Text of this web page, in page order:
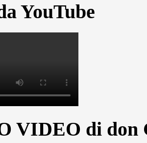
YouTube
VIDEO di don